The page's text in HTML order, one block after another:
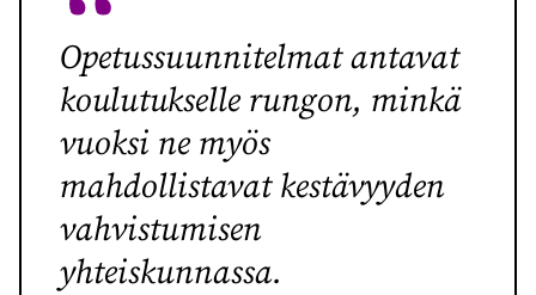
Opetussuunnitelmat antavat
koulutukselle rungon, minkä
vuoksi ne myös
mahdollistavat kestävyyden
vahvistumisen
yhteiskunnassa.